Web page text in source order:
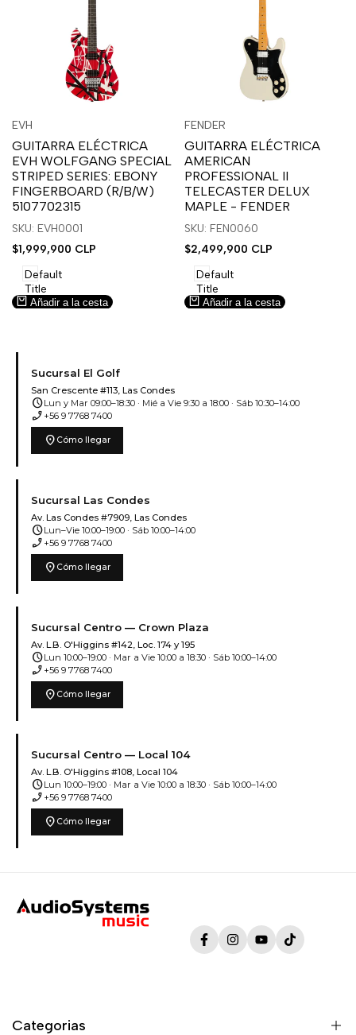
sesión
para
usar
la
lista
deseos.
para
usar
Compare
Proveedor:
EVH
GUITARRA ELÉCTRICA
EVH WOLFGANG SPECIAL
STRIPED SERIES: EBONY
FINGERBOARD (R/B/W)
5107702315
SKU: EVH0001
Precio
venta
$1,999,900 CLP
Default
Title
Añadir a la cesta
sesión
para
usar
la
lista
deseos.
sesión
para
usar
Compare
Vista
Proveedor:
FENDER
GUITARRA ELÉCTRICA
AMERICAN
PROFESSIONAL II
TELECASTER DELUX
MAPLE - FENDER
SKU: FEN0060
Precio
venta
$2,499,900 CLP
Default
Title
Añadir a la cesta
Sucursal El Golf
San Crescente #113, Las Condes
scheduleLun y Mar 09:00–18:30 · Mié a Vie 9:30 a 18:00 · Sáb 10:30–14:00
phone_enabled +56 9 7768 7400
location_on Cómo llegar
Sucursal Las Condes
Av. Las Condes #7909, Las Condes
scheduleLun–Vie 10:00–19:00 · Sáb 10:00–14:00
phone_enabled +56 9 7768 7400
location_on Cómo llegar
Sucursal Centro — Crown Plaza
Av. L.B. O'Higgins #142, Loc. 174 y 195
scheduleLun 10:00–19:00 · Mar a Vie 10:00 a 18:30 · Sáb 10:00–14:00
phone_enabled +56 9 7768 7400
location_on Cómo llegar
Sucursal Centro — Local 104
Av. L.B. O'Higgins #108, Local 104
scheduleLun 10:00–19:00 · Mar a Vie 10:00 a 18:30 · Sáb 10:00–14:00
phone_enabled +56 9 7768 7400
location_on Cómo llegar
FacebookInstagramYouTubeTikTok
Categorias